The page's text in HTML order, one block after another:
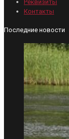
Реквизиты
Контакты
Последние новости